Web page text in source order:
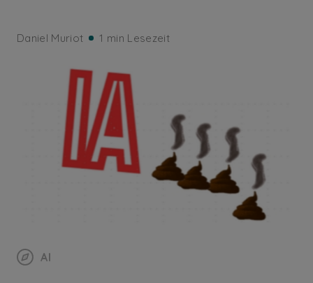
Daniel Muriot 1 min Lesezeit
AI